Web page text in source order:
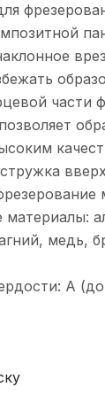
части
материалы:
медь,
A